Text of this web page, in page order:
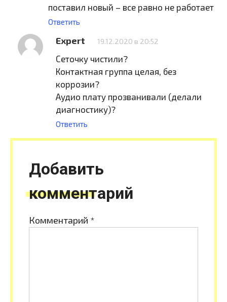
поставил новый – все равно не работает
Ответить
Expert 19.12.2020 в 20:52
Сеточку чистили?
Контактная группа целая, без
коррозии?
Аудио плату прозванивали (делали
диагностику)?
Ответить
Добавить
комментарий
Комментарий *